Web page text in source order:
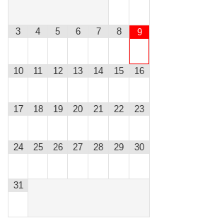
3 4 5 6 7 8 9
10 11 12 13 14 15 16
17 18 19 20 21 22 23
24 25 26 27 28 29 30
31